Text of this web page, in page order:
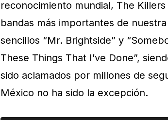
reconocimiento mundial, The
bandas más importantes de
sencillos “Mr. Brightside” y
These Things That I’ve Done”,
sido aclamados por millones de
México no ha sido la excepción.